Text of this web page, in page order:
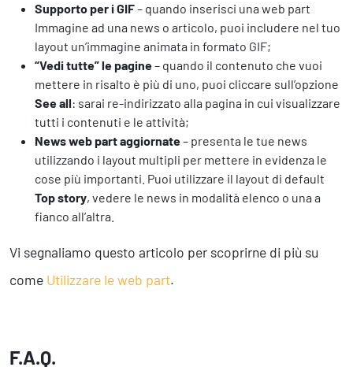
Supporto per i GIF– quando inserisci una web part
Immagine ad una news o articolo, puoi includere nel tuo
layout un’immagine animata in formato GIF;
“Vedi tutte” le pagine– quando il contenuto che vuoi
mettere in risalto è più di uno, puoi cliccare sull’opzione
See all: sarai re-indirizzato alla pagina in cui visualizzare
tutti i contenuti e le attività;
News web part aggiornate– presenta le tue news
utilizzando i layout multipli per mettere in evidenza le
cose più importanti. Puoi utilizzare il layout di default
Top story, vedere le news in modalità elenco o una a
fianco all’altra.
Vi segnaliamo questo articolo per scoprirne di più su
come Utilizzare le web part.
F.A.Q.